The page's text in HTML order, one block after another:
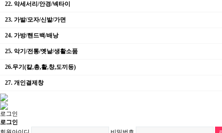
22. 악세서리/안경/넥타이
23. 가발/모자/신발/가면
24. 가방/핸드백/배낭
25. 악기/전통/옛날/생활소품
26.무기(칼,총,활,창,도끼등)
27. 개인결제창
로그인
로그인